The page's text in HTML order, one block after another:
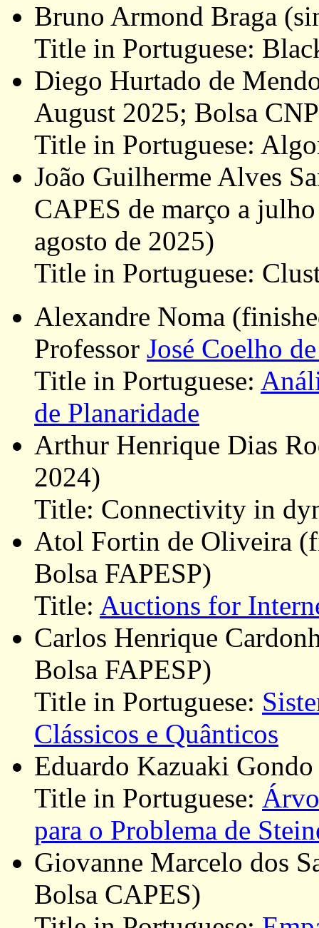
Bruno Armond Braga
Title in Portuguese:
Diego Hurtado de
August 2025; Bolsa
Title in Portuguese:
João Guilherme Alves
CAPES de março a
agosto de 2025)
Title in Portuguese:
Alexandre Noma
Professor José Coelho
Title in Portuguese:
de Planaridade
Arthur Henrique Dias
2024)
Title: Connectivity in
Atol Fortin de Oliveira
Bolsa FAPESP)
Title: Auctions for
Carlos Henrique
Bolsa FAPESP)
Title in Portuguese:
Clássicos e Quânticos
Eduardo Kazuaki
Title in Portuguese:
para o Problema de
Giovanne Marcelo dos
Bolsa CAPES)